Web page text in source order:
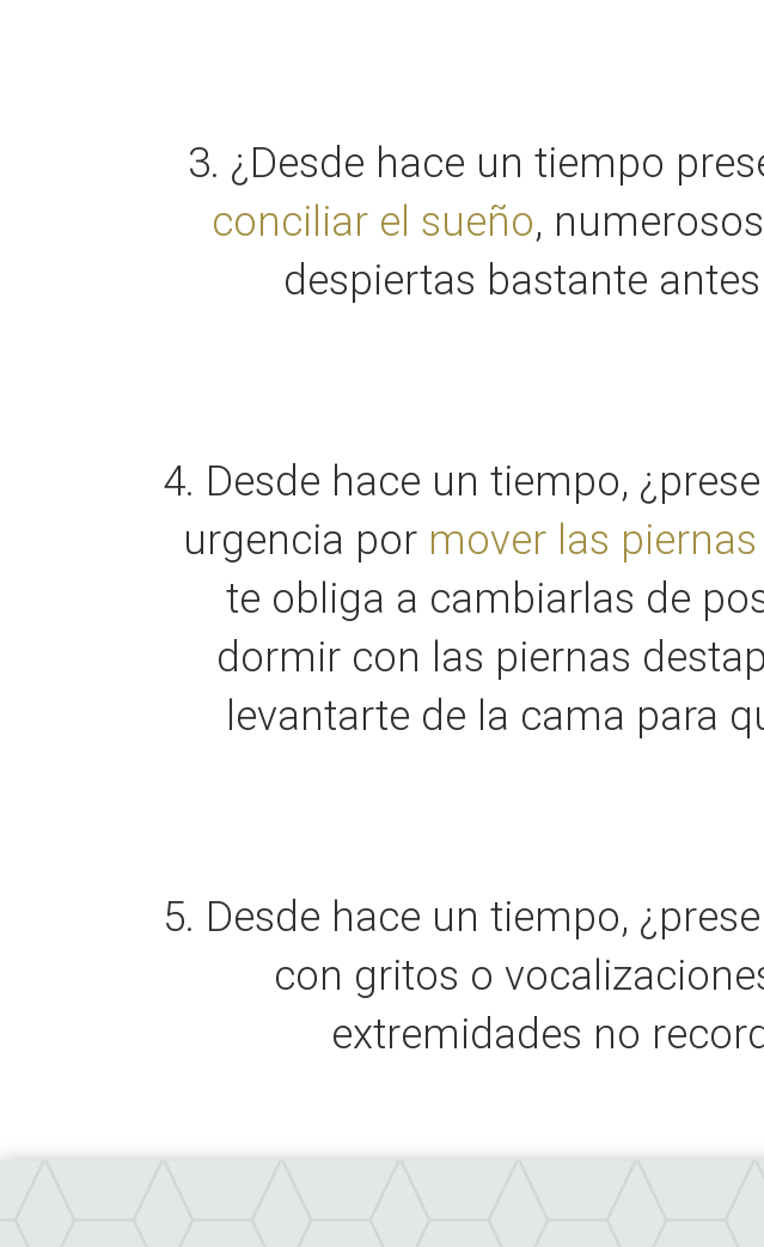
3. ¿Desde hace un tiempo
conciliar el sueño,
despiertas bastante
4. Desde hace un tiempo,
urgencia pormover las piernas
te obliga a cambiarlas de
dormir con las piernas
levantarte de la cama para
5. Desde hace un tiempo,
con gritos o
extremidades no